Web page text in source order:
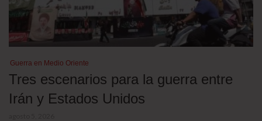
Guerra en Medio Oriente
Tres escenarios para la guerra entre
Irán y Estados Unidos